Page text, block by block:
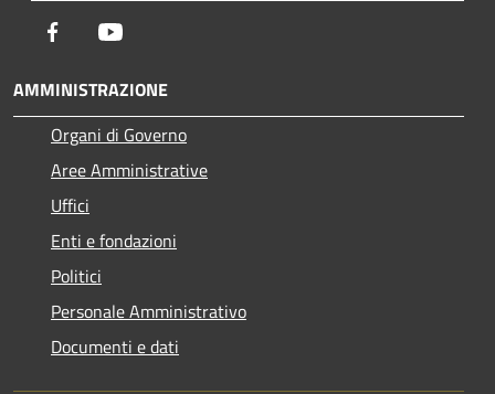
Facebook
AMMINISTRAZIONE
Organi di Governo
Aree Amministrative
Uffici
Enti e fondazioni
Politici
Personale Amministrativo
Documenti e dati